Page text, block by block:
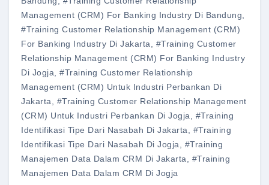
Management (CRM) For Banking Industry Di Bandung,
#training Customer Relationship Management (CRM)
For Banking Industry Di Jakarta, #training Customer
Relationship Management (CRM) For Banking Industry
Di Jogja, #training Customer Relationship
Management (CRM) Untuk Industri Perbankan Di
Jakarta, #training Customer Relationship Management
(CRM) Untuk Industri Perbankan Di Jogja, #training
Identifikasi Tipe Dari Nasabah Di Jakarta, #training
Identifikasi Tipe Dari Nasabah Di Jogja, #training
Manajemen Data Dalam CRM Di Jakarta, #training
Manajemen Data Dalam CRM Di Jogja